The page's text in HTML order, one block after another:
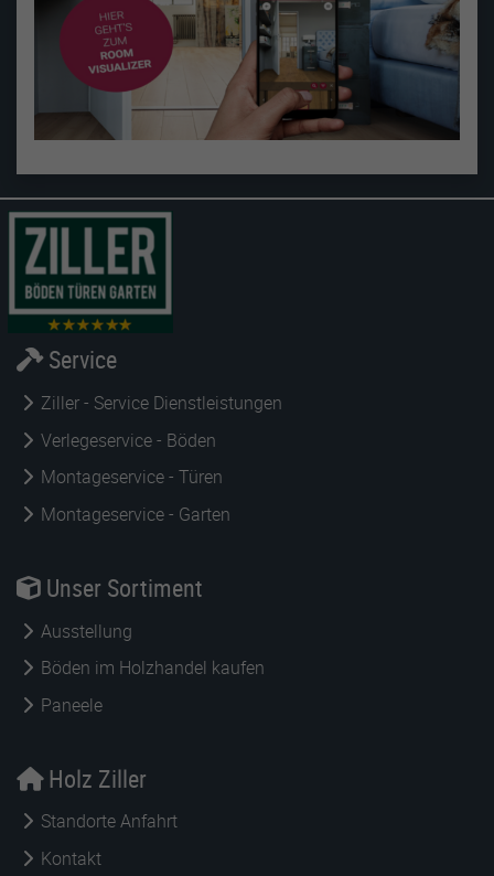
Service
Ziller - Service Dienstleistungen
Verlegeservice - Böden
Montageservice - Türen
Montageservice - Garten
Unser Sortiment
Ausstellung
Böden im Holzhandel kaufen
Paneele
Holz Ziller
Standorte Anfahrt
Kontakt